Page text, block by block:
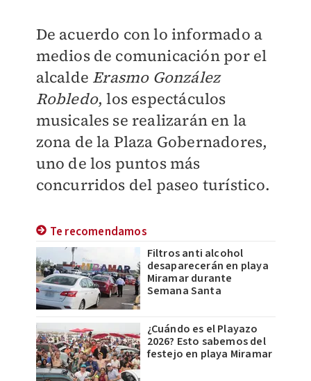
De acuerdo con lo informado a
medios de comunicación por el
alcalde Erasmo González
Robledo, los espectáculos
musicales se realizarán en la
zona de la Plaza Gobernadores,
uno de los puntos más
concurridos del paseo turístico.
Te recomendamos
Filtros anti alcohol
desaparecerán en playa
Miramar durante
Semana Santa
¿Cuándo es el Playazo
2026? Esto sabemos del
festejo en playa Miramar